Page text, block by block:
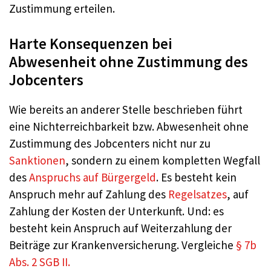
Zustimmung erteilen.
Harte Konsequenzen bei
Abwesenheit ohne Zustimmung des
Jobcenters
Wie bereits an anderer Stelle beschrieben führt
eine Nichterreichbarkeit bzw. Abwesenheit ohne
Zustimmung des Jobcenters nicht nur zu
Sanktionen, sondern zu einem kompletten Wegfall
desAnspruchs auf Bürgergeld. Es besteht kein
Anspruch mehr auf Zahlung des Regelsatzes, auf
Zahlung der Kosten der Unterkunft. Und: es
besteht kein Anspruch auf Weiterzahlung der
Beiträge zur Krankenversicherung. Vergleiche § 7b
Abs. 2 SGB II.